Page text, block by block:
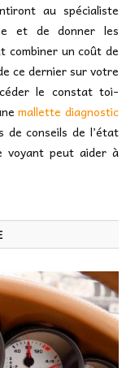
au spécialiste
et de donner les
combiner un coût de
ce dernier sur votre
le constat toi-
mallette diagnostic
de conseils de l’état
voyant peut aider à